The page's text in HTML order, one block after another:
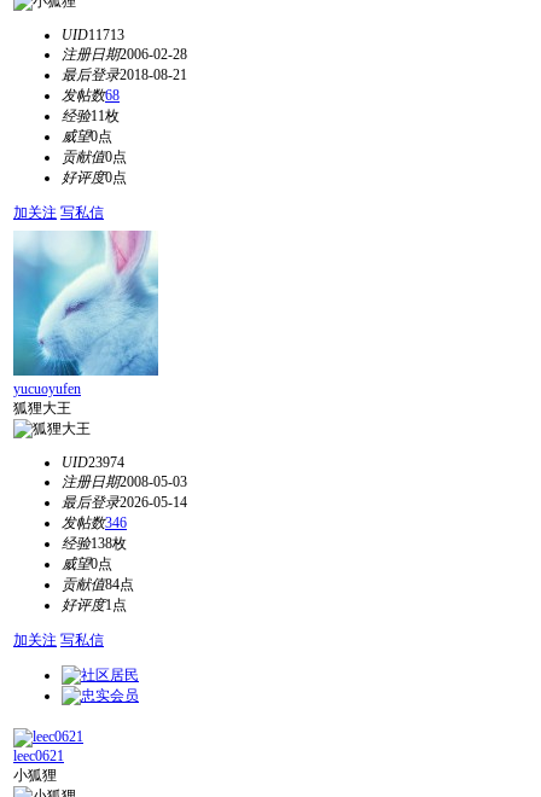
UID11713
注册日期2006-02-28
最后登录2018-08-21
发帖数68
经验11枚
威望0点
贡献值0点
好评度0点
加关注 写私信
yucuoyufen
狐狸大王
UID23974
注册日期2008-05-03
最后登录2026-05-14
发帖数346
经验138枚
威望0点
贡献值84点
好评度1点
加关注 写私信
leec0621
小狐狸